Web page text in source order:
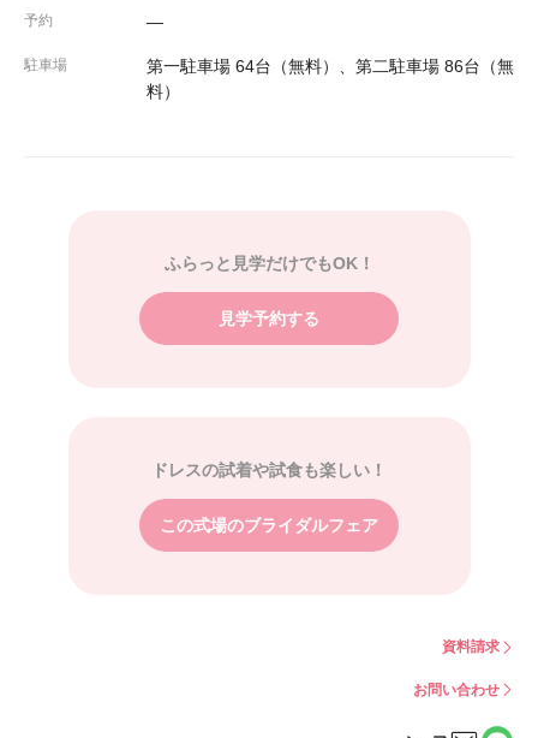
予約 ―
駐車場
第一駐車場 64台（無料）、第二駐車場 86台（無
料）
ふらっと見学だけでもOK！
見学予約する
ドレスの試着や試食も楽しい！
この式場のブライダルフェア
資料請求
お問い合わせ